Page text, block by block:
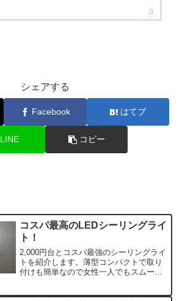
シェアする
Facebook はてブ
LINE コピー
コスパ最高のLEDシーリングライ
ト！
2,000円台とコスパ最強のシーリングライ
トを紹介します。薄型コンパクトで取り
付けも簡単なので女性一人でもスムーズ